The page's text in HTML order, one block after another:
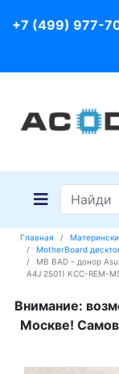
+7 (499) 977-
Главная
MotherBoard
MB BAD - донор
A4J 2501) KCC-REM-
Внимание:
Москве!